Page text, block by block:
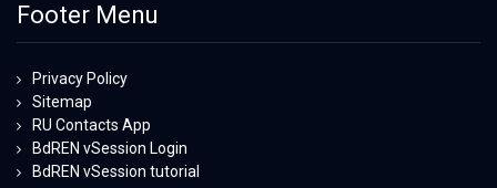
Footer Menu
Privacy Policy
Sitemap
RU Contacts App
BdREN vSession Login
BdREN vSession tutorial